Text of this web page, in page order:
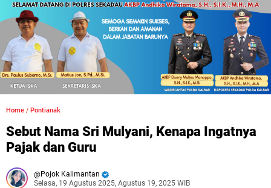
Home / Pontianak
Sebut Nama Sri Mulyani, Kenapa Ingatnya
Pajak dan Guru
Pojok Kalimantan
Selasa, 19 Agustus 2025, Agustus 19, 2025 WIB